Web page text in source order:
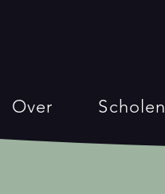
Over Scholen